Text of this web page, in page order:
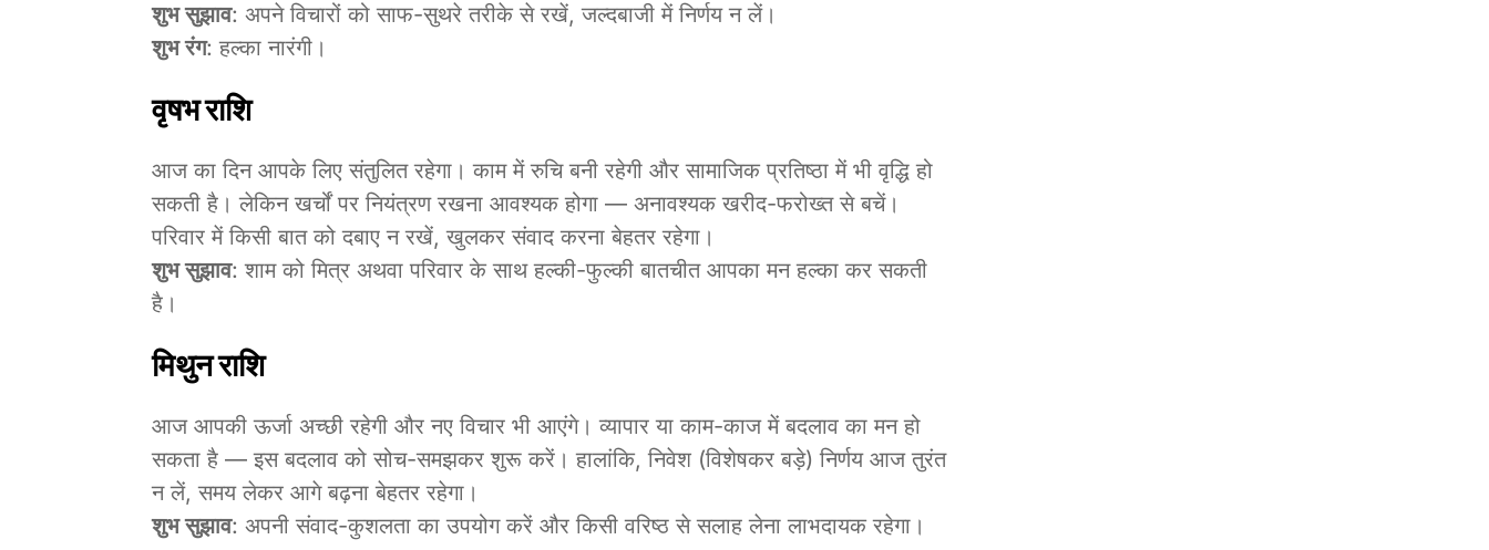
शुभ सुझाव: अपने विचारों को साफ-सुथरे तरीके से रखें, जल्दबाजी में निर्णय न लें।
शुभ रंग: हल्का नारंगी।
वृषभ राशि
आज का दिन आपके लिए संतुलित रहेगा। काम में रुचि बनी रहेगी और सामाजिक प्रतिष्ठा में भी वृद्धि हो
सकती है। लेकिन खर्चों पर नियंत्रण रखना आवश्यक होगा — अनावश्यक खरीद-फरोख्त से बचें।
परिवार में किसी बात को दबाए न रखें, खुलकर संवाद करना बेहतर रहेगा।
शुभ सुझाव: शाम को मित्र अथवा परिवार के साथ हल्की-फुल्की बातचीत आपका मन हल्का कर सकती
है।
मिथुन राशि
आज आपकी ऊर्जा अच्छी रहेगी और नए विचार भी आएंगे। व्यापार या काम-काज में बदलाव का मन हो
सकता है — इस बदलाव को सोच-समझकर शुरू करें। हालांकि, निवेश (विशेषकर बड़े) निर्णय आज तुरंत
न लें, समय लेकर आगे बढ़ना बेहतर रहेगा।
शुभ सुझाव: अपनी संवाद-कुशलता का उपयोग करें और किसी वरिष्ठ से सलाह लेना लाभदायक रहेगा।